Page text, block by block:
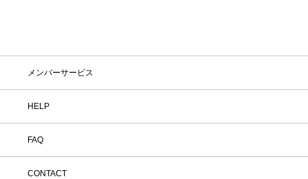
メンバーサービス
HELP
FAQ
CONTACT